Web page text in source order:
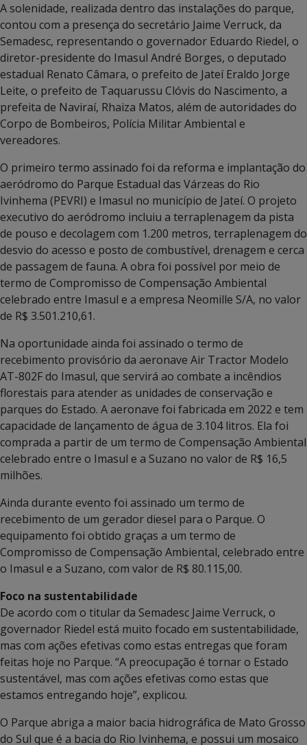
A solenidade, realizada dentro das instalações do parque,
contou com a presença do secretário Jaime Verruck, da
Semadesc, representando o governador Eduardo Riedel, o
diretor-presidente do Imasul André Borges, o deputado
estadual Renato Câmara, o prefeito de Jateí Eraldo Jorge
Leite, o prefeito de Taquarussu Clóvis do Nascimento, a
prefeita de Naviraí, Rhaiza Matos, além de autoridades do
Corpo de Bombeiros, Polícia Militar Ambiental e
vereadores.
O primeiro termo assinado foi da reforma e implantação do
aeródromo do Parque Estadual das Várzeas do Rio
Ivinhema (PEVRI) e Imasul no município de Jateí. O projeto
executivo do aeródromo incluiu a terraplenagem da pista
de pouso e decolagem com 1.200 metros, terraplenagem do
desvio do acesso e posto de combustível, drenagem e cerca
de passagem de fauna. A obra foi possível por meio de
termo de Compromisso de Compensação Ambiental
celebrado entre Imasul e a empresa Neomille S/A, no valor
de R$ 3.501.210,61.
Na oportunidade ainda foi assinado o termo de
recebimento provisório da aeronave Air Tractor Modelo
AT-802F do Imasul, que servirá ao combate a incêndios
florestais para atender as unidades de conservação e
parques do Estado. A aeronave foi fabricada em 2022 e tem
capacidade de lançamento de água de 3.104 litros. Ela foi
comprada a partir de um termo de Compensação Ambiental
celebrado entre o Imasul e a Suzano no valor de R$ 16,5
milhões.
Ainda durante evento foi assinado um termo de
recebimento de um gerador diesel para o Parque. O
equipamento foi obtido graças a um termo de
Compromisso de Compensação Ambiental, celebrado entre
o Imasul e a Suzano, com valor de R$ 80.115,00.
Foco na sustentabilidade
De acordo com o titular da Semadesc Jaime Verruck, o
governador Riedel está muito focado em sustentabilidade,
mas com ações efetivas como estas entregas que foram
feitas hoje no Parque. “A preocupação é tornar o Estado
sustentável, mas com ações efetivas como estas que
estamos entregando hoje”, explicou.
O Parque abriga a maior bacia hidrográfica de Mato Grosso
do Sul que é a bacia do Rio Ivinhema, e possui um mosaico